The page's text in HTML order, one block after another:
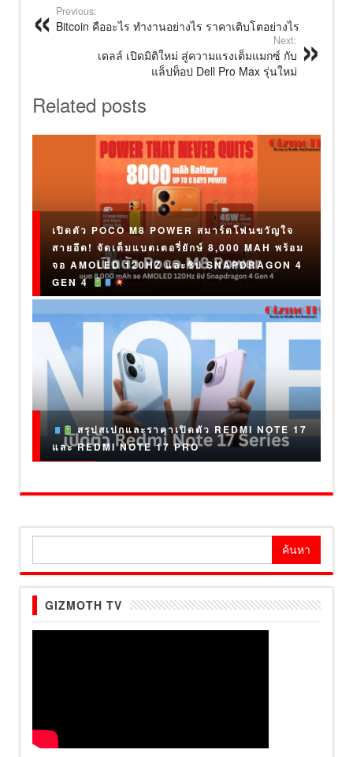
Previous:
Bitcoin คืออะไร ทำงานอย่างไร ราคาเติบโตอย่างไร
Next:
เดลล์ เปิดมิติใหม่ สู่ความแรงเต็มแมกซ์ กับ
แล็ปท็อป Dell Pro Max รุ่นใหม่
Related posts
เปิดตัว POCO M8 POWER สมาร์ตโฟนขวัญใจ
สายอึด! จัดเต็มแบตเตอรี่ยักษ์ 8,000 MAH พร้อม
จอ AMOLED 120HZ และชิป SNAPDRAGON 4
GEN 4
สรุปสเปกและราคาเปิดตัว REDMI NOTE 17
และ REDMI NOTE 17 PRO
GIZMOTH TV